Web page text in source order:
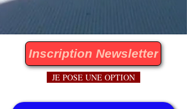
Inscription Newsletter
JE POSE UNE OPTION